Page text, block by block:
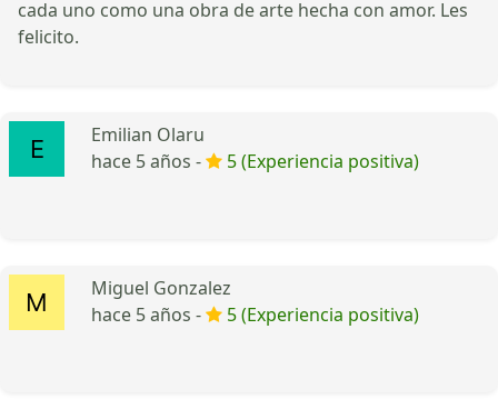
cada uno como una obra de arte hecha con amor. Les
felicito.
Emilian Olaru
hace 5 años -
5 (Experiencia positiva)
Miguel Gonzalez
hace 5 años -
5 (Experiencia positiva)